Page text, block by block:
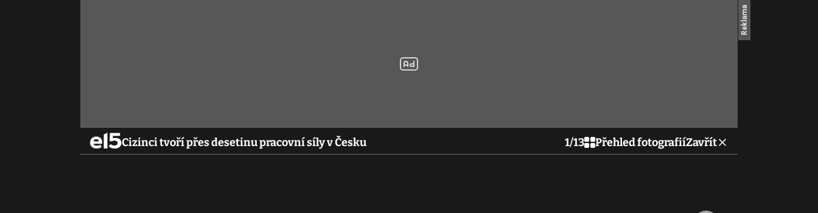
Cizinci tvoří přes desetinu pracovní síly v Česku 1/13 Přehled fotografiíZavřít